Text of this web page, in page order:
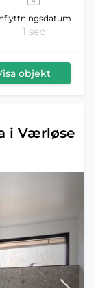
1 sep
objekt
i Værløse